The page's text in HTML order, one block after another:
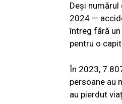
Deși
2024 —
întreg fără
pentru o
În 2023,
persoane au
au pierdut